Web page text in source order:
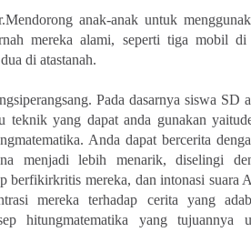
anak-anak untuk
mereka alami, seperti tiga mobil
di atastanah.
Pada dasarnya siswa SD
teknik yang dapat anda gunakan
Anda dapat bercerita
menjadi lebih menarik, diselingi
berfikirkritis mereka, dan intonasi suara
mereka terhadap cerita yang
hitungmatematika yang tujuannya